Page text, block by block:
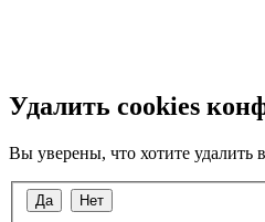
Удалить cookies
Вы уверены, что хотите